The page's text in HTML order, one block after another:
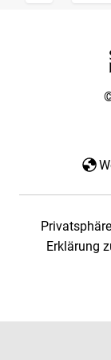
Privatsphäre
Erklärung